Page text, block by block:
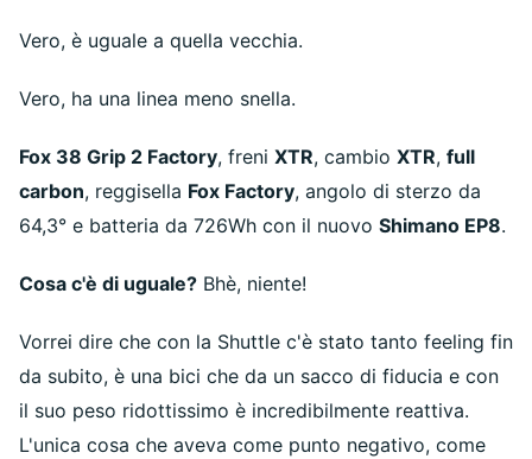
Vero, è uguale a quella vecchia.
Vero, ha una linea meno snella.
Fox 38 Grip 2 Factory, freni XTR, cambio XTR, full
carbon, reggisella Fox Factory, angolo di sterzo da
64,3° e batteria da 726Wh con il nuovo Shimano EP8.
Cosa c'è di uguale? Bhè, niente!
Vorrei dire che con la Shuttle c'è stato tanto feeling fin
da subito, è una bici che da un sacco di fiducia e con
il suo peso ridottissimo è incredibilmente reattiva.
L'unica cosa che aveva come punto negativo, come